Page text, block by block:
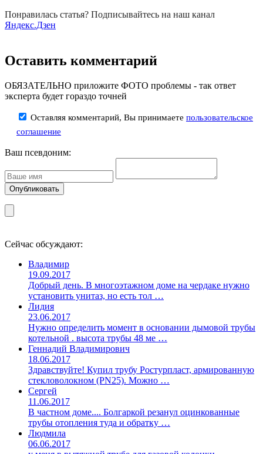
Понравилась статья? Подписывайтесь на наш канал
Яндекс.Дзен
Оставить комментарий
ОБЯЗАТЕЛЬНО приложите ФОТО проблемы - так ответ
эксперта будет гораздо точней
Оставляя комментарий, Вы принимаете пользовательское
соглашение
Ваш псевдоним:
Сейчас обсуждают:
Владимир
19.09.2017
Добрый день. В многоэтажном доме на чердаке нужно
установить унитаз, но есть тол …
Лидия
23.06.2017
Нужно определить момент в основании дымовой трубы
котельной . высота трубы 48 ме …
Геннадий Владимирович
18.06.2017
Здравствуйте! Купил трубу Ростурпласт, армированную
стекловолокном (PN25). Можно …
Сергей
11.06.2017
В частном доме.... Болгаркой резанул оцинкованные
трубы отопления туда и обратку …
Людмила
06.06.2017